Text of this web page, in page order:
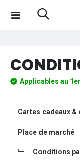
Applicables au
Cartes cadeaux &
Place de marché
Conditions